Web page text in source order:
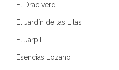
El Drac verd
El Jardín de las Lilas
El Jarpil
Esencias Lozano